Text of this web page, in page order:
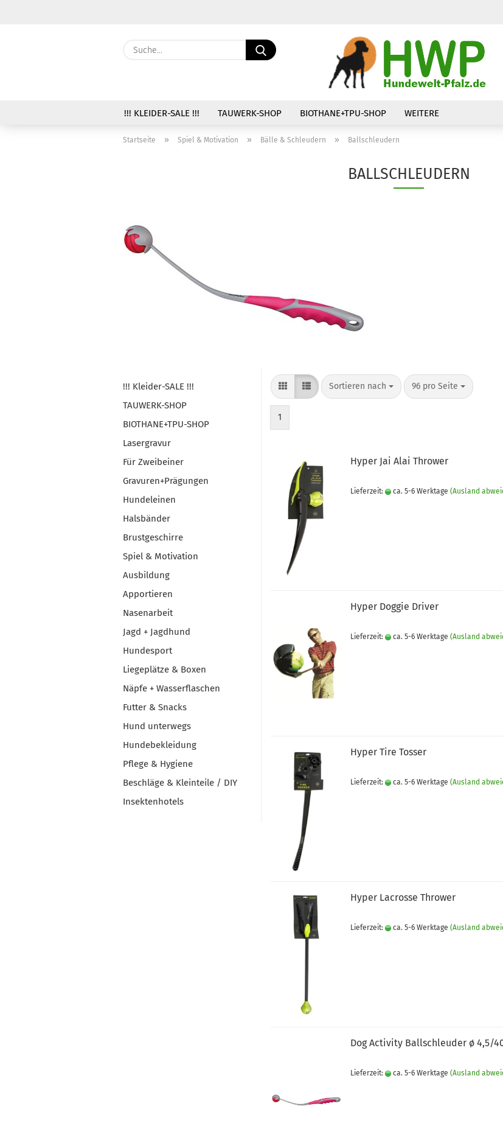
E-Mail
Suche...
!!! KLEIDER-SALE !!! TAUWERK-SHOP BIOTHANE+TPU-SHOP WEITERE
Startseite » Spiel & Motivation » Bälle & Schleudern » Ballschleudern
BALLSCHLEUDERN
!!! Kleider-SALE !!!
TAUWERK-SHOP
BIOTHANE+TPU-SHOP
Lasergravur
Für Zweibeiner
Gravuren+Prägungen
Hundeleinen
Halsbänder
Brustgeschirre
Spiel & Motivation
Ausbildung
Apportieren
Nasenarbeit
Jagd + Jagdhund
Hundesport
Liegeplätze & Boxen
Näpfe + Wasserflaschen
Futter & Snacks
Hund unterwegs
Hundebekleidung
Pflege & Hygiene
Beschläge & Kleinteile / DIY
Insektenhotels
Sortieren nach
Sortieren nach 96 pro Seite
pro Seite
1
Hyper Jai Alai Thrower
Lieferzeit: ca. 5-6 Werktage (Ausland
Hyper Doggie Driver
Lieferzeit: ca. 5-6 Werktage (Ausland
Hyper Tire Tosser
Lieferzeit: ca. 5-6 Werktage (Ausland
Hyper Lacrosse Thrower
Lieferzeit: ca. 5-6 Werktage (Ausland
Dog Activity Ballschleuder ø 4,5/
Lieferzeit: ca. 5-6 Werktage (Ausland